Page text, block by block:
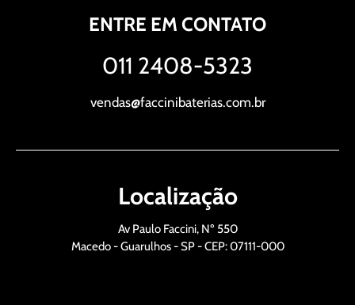
ENTRE EM CONTATO
011 2408-5323
vendas@faccinibaterias.com.br
Localização
Av Paulo Faccini, Nº 550
Macedo - Guarulhos - SP - CEP: 07111-000